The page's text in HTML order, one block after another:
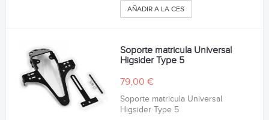
AÑADIR A LA CESTA
Soporte matricula Universal
Higsider Type 5
79,00 €
Soporte matricula Universal
Higsider Type 5